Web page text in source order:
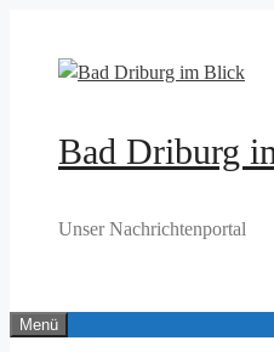
springen
Bad Driburg
Unser Nachrichtenportal
Menü